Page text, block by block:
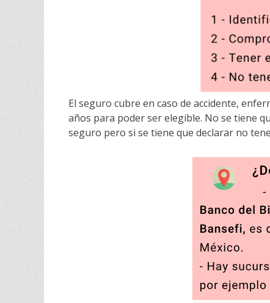
El seguro cubre en caso de accidente,
años para poder ser elegible. No se tiene
seguro pero si se tiene que declarar no